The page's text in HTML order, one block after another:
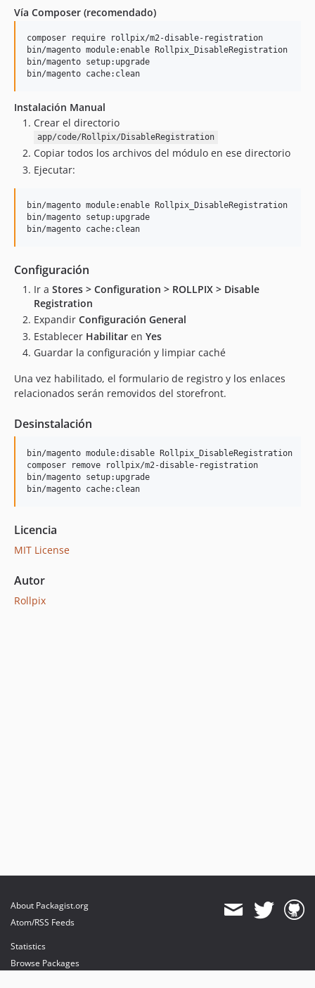
Vía Composer (recomendado)
composer require rollpix/m2-disable-registration
bin/magento module:enable Rollpix_DisableRegistration
bin/magento setup:upgrade
bin/magento cache:clean
Instalación Manual
Crear el directorio
app/code/Rollpix/DisableRegistration
Copiar todos los archivos del módulo en ese directorio
Ejecutar:
bin/magento module:enable Rollpix_DisableRegistration
bin/magento setup:upgrade
bin/magento cache:clean
Configuración
Ir a Stores > Configuration > ROLLPIX > Disable
Registration
Expandir Configuración General
Establecer Habilitar en Yes
Guardar la configuración y limpiar caché
Una vez habilitado, el formulario de registro y los enlaces
relacionados serán removidos del storefront.
Desinstalación
bin/magento module:disable Rollpix_DisableRegistration
composer remove rollpix/m2-disable-registration
bin/magento setup:upgrade
bin/magento cache:clean
Licencia
MIT License
Autor
Rollpix
About Packagist.org
Atom/RSS Feeds
Statistics
Browse Packages